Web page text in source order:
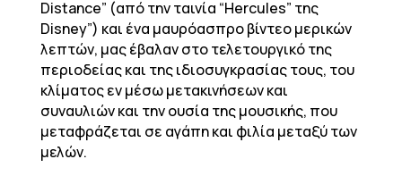
Distance” (από την ταινία “Hercules” της
Disney”) και ένα μαυρόασπρο βίντεο μερικών
λεπτών, μας έβαλαν στο τελετουργικό της
περιοδείας και της ιδιοσυγκρασίας τους, του
κλίματος εν μέσω μετακινήσεων και
συναυλιών και την ουσία της μουσικής, που
μεταφράζεται σε αγάπη και φιλία μεταξύ των
μελών.